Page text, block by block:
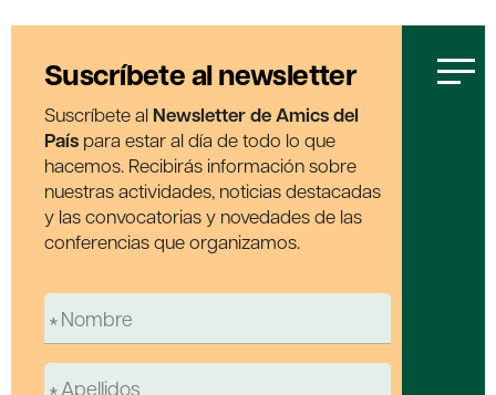
Suscríbete al newsletter
Suscríbete al Newsletter de Amics del
País para estar al día de todo lo que
hacemos. Recibirás información sobre
nuestras actividades, noticias destacadas
y las convocatorias y novedades de las
conferencias que organizamos.